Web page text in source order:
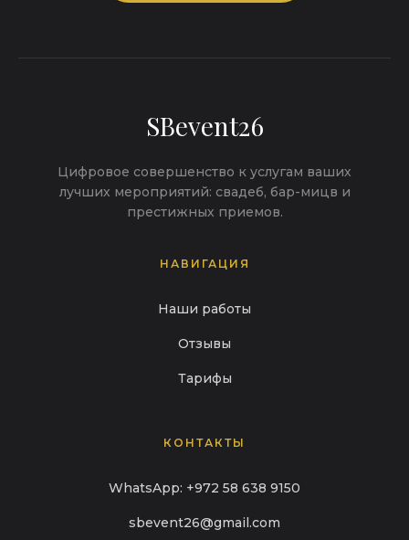
SBevent26
Цифровое совершенство к услугам ваших
лучших мероприятий: свадеб, бар-мицв и
престижных приемов.
НАВИГАЦИЯ
Наши работы
Отзывы
Тарифы
КОНТАКТЫ
WhatsApp: +972 58 638 9150
sbevent26@gmail.com